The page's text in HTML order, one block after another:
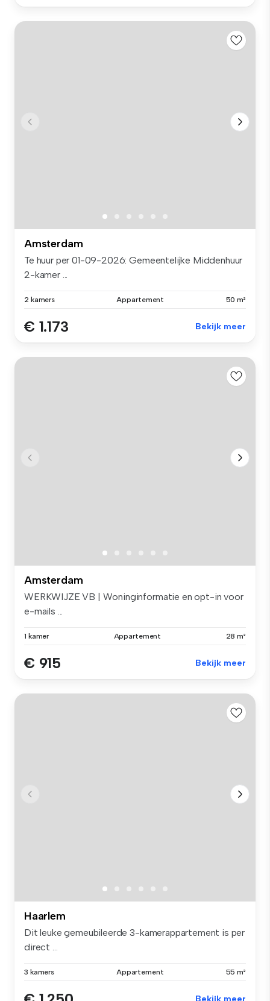
Amsterdam
Te huur per 01-09-2026: Gemeentelijke Middenhuur
2-kamer ...
2 kamers Appartement 50 m²
€ 1.173 Bekijk meer
Amsterdam
WERKWIJZE VB | Woninginformatie en opt-in voor
e-mails ...
1 kamer Appartement 28 m²
€ 915 Bekijk meer
Haarlem
Dit leuke gemeubileerde 3-kamerappartement is per
direct ...
3 kamers Appartement 55 m²